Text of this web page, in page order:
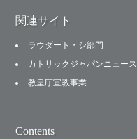
関連サイト
ラウダート・シ部門
カトリックジャパンニュース
教皇庁宣教事業
Contents